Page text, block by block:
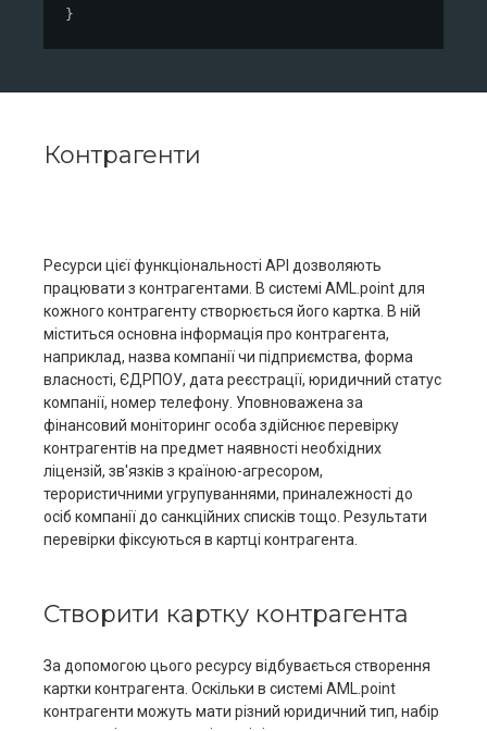
}
Контрагенти
Ресурси цієї функціональності АРІ дозволяють
працювати з контрагентами. В системі AML.point для
кожного контрагенту створюється його картка. В ній
міститься основна інформація про контрагента,
наприклад, назва компанії чи підприємства, форма
власності, ЄДРПОУ, дата реєстрації, юридичний статус
компанії, номер телефону. Уповноважена за
фінансовий моніторинг особа здійснює перевірку
контрагентів на предмет наявності необхідних
ліцензій, зв'язків з країною-агресором,
терористичними угрупуваннями, приналежності до
осіб компанії до санкційних списків тощо. Результати
перевірки фіксуються в картці контрагента.
Створити картку контрагента
За допомогою цього ресурсу відбувається створення
картки контрагента. Оскільки в системі AML.point
контрагенти можуть мати різний юридичний тип, набір